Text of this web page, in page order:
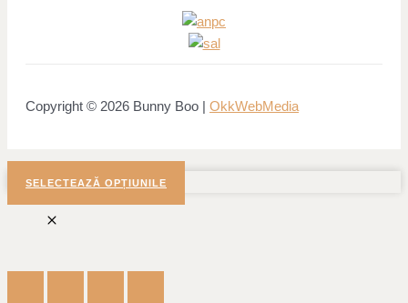
Copyright © 2026 Bunny Boo | OkkWebMedia
SELECTEAZĂ OPȚIUNILE